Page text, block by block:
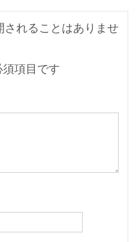
れることはありませ
項目です